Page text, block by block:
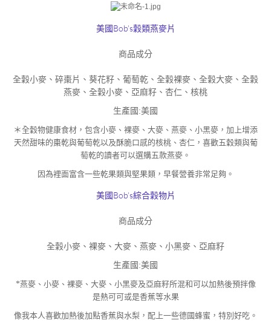
美國Bob’s穀類燕麥片
商品成分
全穀小麥、碎棗片、葵花籽、葡萄乾、全穀裸麥、全穀大麥、全穀
燕麥、全穀小麥、亞麻籽、杏仁、核桃
生產國:美國
＊全穀物健康食材，包含小麥、裸麥、大麥、燕麥、小黑麥，加上增添
天然甜味的棗乾與葡萄乾以及酥脆口感的核桃、杏仁，喜歡五穀類與葡
萄乾的讀者可以選購五款燕麥。
因為裡面富含一些乾果類與堅果類，早餐營養非常足夠。
美國Bob’s綜合穀物片
商品成分
全穀小麥、裸麥、大麥、燕麥、小黑麥、亞麻籽
生產國:美國
*燕麥、小麥、裸麥、大麥、小黑麥及亞麻籽所混和可以加熱後預拌像
是熱可可或是香蕉等水果
像我本人喜歡加熱後加點香蕉與水梨，配上一些德國蜂蜜，特別好吃。